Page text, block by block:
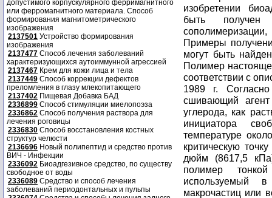
допустимого корпускулярного ферримагнитного
или ферромагнитного материала. Способ
формирования магнитометрического
изображения
2137501 Устройство формирования
изображения
2137477 Способ лечения заболеваний
характеризующихся аутоиммунной агрессией
2137467 Крем для кожи лица и тела
2137449 Способ коррекции дефектов
преломления в глазу млекопитающего
2137402 Пищевая Добавка БАД
2336899 Способ стимуляции миелопоэза
2336862 Способ получения раствора для
лечения роговицы
2336830 Способ восстановления костных
структур челюсти
2136696 Новый полипептид и средство против
ВИЧ - Инфекции
2336092 Биоадгезивное средство, по существу
свободное от воды
2336089 Средство и способ лечения
заболеваний периодонтальных и пульпы
изобретении
быть получен
Примеры
могут быть
Полимер
соответствии с
1989 г.
сшивающий агент
углерода, как
инициатора
температуре
критическую
дюйм (8617,5
полимер
используемый
макрочастиц или